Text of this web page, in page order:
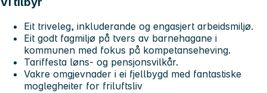
Eit triveleg, inkluderande og engasjert arbeidsmiljø.
Eit godt fagmiljø på tvers av barnehagane i
kommunen med fokus på kompetanseheving.
Tariffesta løns- og pensjonsvilkår.
Vakre omgjevnader i ei fjellbygd med fantastiske
moglegheiter for friluftsliv